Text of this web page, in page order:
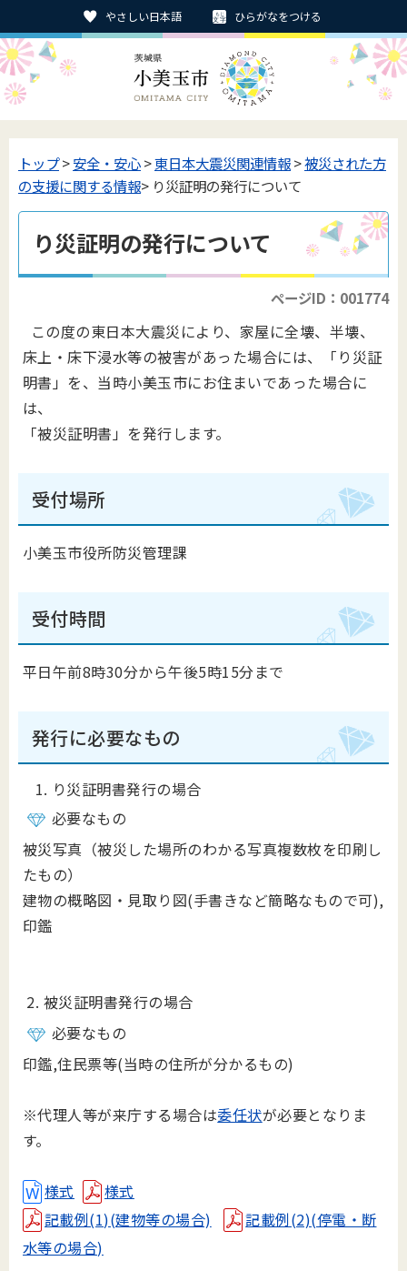
やさしい日本語 ひらがなをつける
トップ>安全・安心>東日本大震災関連情報>被災された方
の支援に関する情報> り災証明の発行について
り災証明の発行について
ページID：001774
この度の東日本大震災により、家屋に全壊、半壊、
床上・床下浸水等の被害があった場合には、「り災証
明書」を、当時小美玉市にお住まいであった場合に
は、
「被災証明書」を発行します。
受付場所
小美玉市役所防災管理課
受付時間
平日午前8時30分から午後5時15分まで
発行に必要なもの
り災証明書発行の場合
必要なもの
被災写真（被災した場所のわかる写真複数枚を印刷し
たもの）
建物の概略図・見取り図(手書きなど簡略なもので可),
印鑑
2. 被災証明書発行の場合
必要なもの
印鑑,住民票等(当時の住所が分かるもの)
※代理人等が来庁する場合は委任状が必要となりま
す。
様式
様式
記載例(1)(建物等の場合)
記載例(2)(停電・断
水等の場合)